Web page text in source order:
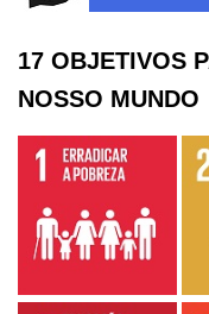
17 OBJETIVOS
NOSSO MUNDO